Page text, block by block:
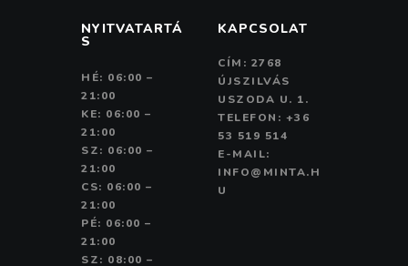
NYITVATARTÁ
S
HÉ: 06:00 –
21:00
KE: 06:00 –
21:00
SZ: 06:00 –
21:00
CS: 06:00 –
21:00
PÉ: 06:00 –
21:00
SZ: 08:00 –
KAPCSOLAT
CÍM: 2768
ÚJSZILVÁS
USZODA U. 1.
TELEFON: +36
53 519 514
E-MAIL:
INFO@MINTA.H
U